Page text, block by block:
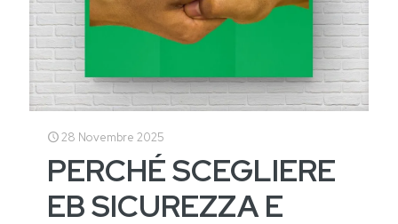
28 Novembre 2025
PERCHÉ SCEGLIERE
EB SICUREZZA E